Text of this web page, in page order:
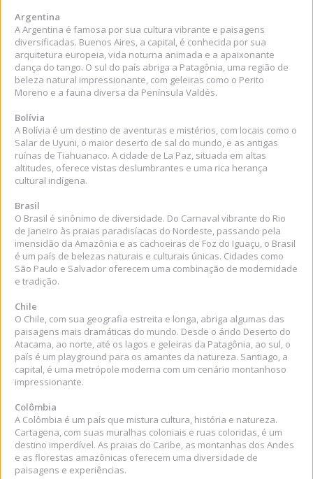
Argentina
A Argentina é famosa por sua cultura vibrante e paisagens
diversificadas. Buenos Aires, a capital, é conhecida por sua
arquitetura europeia, vida noturna animada e a apaixonante
dança do tango. O sul do país abriga a Patagônia, uma região de
beleza natural impressionante, com geleiras como o Perito
Moreno e a fauna diversa da Península Valdés.
Bolívia
A Bolívia é um destino de aventuras e mistérios, com locais como o
Salar de Uyuni, o maior deserto de sal do mundo, e as antigas
ruínas de Tiahuanaco. A cidade de La Paz, situada em altas
altitudes, oferece vistas deslumbrantes e uma rica herança
cultural indígena.
Brasil
O Brasil é sinônimo de diversidade. Do Carnaval vibrante do Rio
de Janeiro às praias paradisíacas do Nordeste, passando pela
imensidão da Amazônia e as cachoeiras de Foz do Iguaçu, o Brasil
é um país de belezas naturais e culturais únicas. Cidades como
São Paulo e Salvador oferecem uma combinação de modernidade
e tradição.
Chile
O Chile, com sua geografia estreita e longa, abriga algumas das
paisagens mais dramáticas do mundo. Desde o árido Deserto do
Atacama, ao norte, até os lagos e geleiras da Patagônia, ao sul, o
país é um playground para os amantes da natureza. Santiago, a
capital, é uma metrópole moderna com um cenário montanhoso
impressionante.
Colômbia
A Colômbia é um país que mistura cultura, história e natureza.
Cartagena, com suas muralhas coloniais e ruas coloridas, é um
destino imperdível. As praias do Caribe, as montanhas dos Andes
e as florestas amazônicas oferecem uma diversidade de
paisagens e experiências.